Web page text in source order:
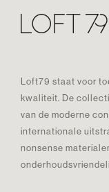
Loft79 staat voor
kwaliteit. De
van de moderne
internationale
nonsense